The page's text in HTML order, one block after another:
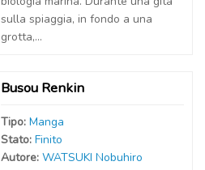
sulla spiaggia, in fondo a una
grotta,...
Busou Renkin
Tipo: Manga
Stato: Finito
Autore: WATSUKI Nobuhiro